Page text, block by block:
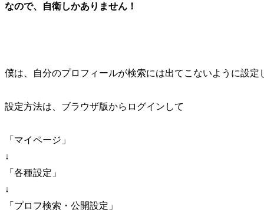
なので、自衛しかありません！
僕は、自分のプロフィールが検索には出てこないように設定
設定方法は、ブラウザ版からログインして
「マイページ」
↓
「各種設定」
↓
「プロフ検索・公開設定」